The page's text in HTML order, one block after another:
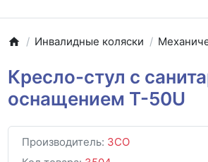
Инвалидные коляски
Кресло-стул с
оснащением T-50U
Производитель: ЗСО